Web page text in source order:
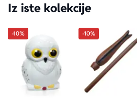
Iz iste kolekcije
-10% -10%